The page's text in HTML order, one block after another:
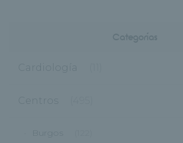
Cardiología
Centros
Burgos